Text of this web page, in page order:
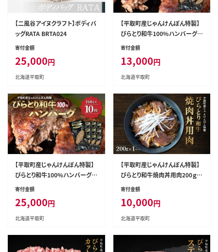
【二風谷アイヌクラフト】ボディバ
ッグRATA BRTA024
寄付金額
25,000円
北海道平取町
【平取町産じゃんけんぽん特製】
びらとり和牛100%ハンバーグ×
5枚 BRTF001
寄付金額
13,000円
北海道平取町
【平取町産じゃんけんぽん特製】
びらとり和牛100%ハンバーグ×
10枚 BRTF002
寄付金額
25,000円
北海道平取町
【平取町産じゃんけんぽん特製】
びらとり和牛焼肉丼用肉200ｇ B
RTF003
寄付金額
10,000円
北海道平取町